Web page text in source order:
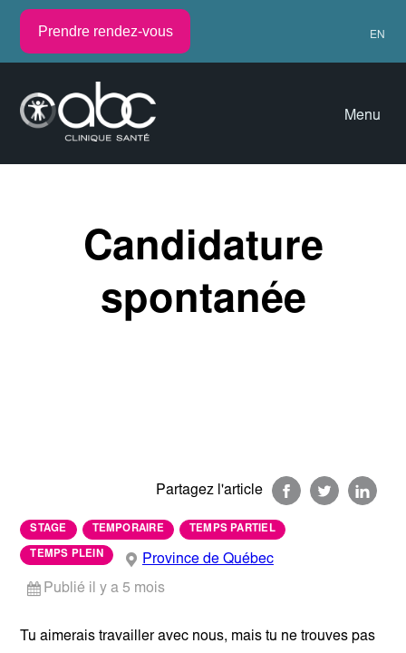
Prendre rendez-vous EN
Menu
Candidature
spontanée
Partagez l'article
STAGE TEMPORAIRE TEMPS PARTIEL
TEMPS PLEIN
Province de Québec
Publié il y a 5 mois
Tu aimerais travailler avec nous, mais tu ne trouves pas